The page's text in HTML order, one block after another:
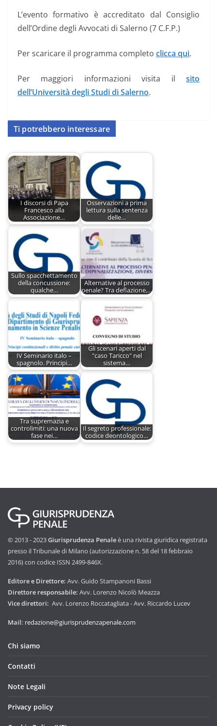
L’evento formativo è accreditato dal Consiglio
dell’Ordine degli Avvocati di Salerno (7 C.F.P.)
Per scaricare il programma completo clicca qui.
Per maggiori informazioni visita il sito
dell’Università degli Studi di Salerno.
Ti potrebbero interessare
I discorsi di Papa
Francesco alla
Associazione…
Osservazioni a prima
lettura sulla sentenza
delle…
Sullo spacchettamento
della concussione:
qualche…
Alternative al processo
penale? Tra deflazione,…
IV Seminario italo –
spagnolo. Principi…
Gli scenari aperti dal
"caso Taricco" nel
sistema…
Tra supremazia e
controlimiti: una nuova
fase nei…
Il segreto professionale:
codice deontologico…
© 2013 - 2023Giurisprudenza Penaleè una rivista giuridica registrata
presso il Tribunale di Milano (autorizzazione n. 58 del 18 febbraio
2016) con codice ISSN 2499-846X.
Editore e Direttore: Avv. Guido Stampanoni Bassi
Direttore responsabile: Avv. Lorenzo Nicolò Meazza
Vice direttori: Avv. Lorenzo Roccatagliata - Avv. Riccardo Lucev
Mail: redazione@giurisprudenzapenale.com
Chi siamo
Contatti
Note Legali
Privacy policy